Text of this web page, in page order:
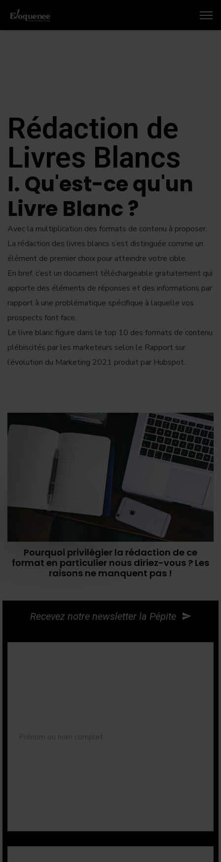
Rédaction de
Livres Blancs
I. Qu'est-ce qu'un
Livre Blanc ?
Avec la multiplication des formats de contenu à proposer,
La rédaction des livres blancs s’est distinguée comme un
élément de premier choix pour atteindre votre cible.
En bref, c’est un document téléchargeable gratuitement qui
apporte des éléments de réponses et des informations par
rapport à une problématique spécifique à laquelle vos
prospects font face.
Le livre blanc figure dans le top 10 des formats de contenu
plébiscités par les marketeurs selon le Rapport sur
l’évolution du Marketing 2021 produit par Hubspot.
Pourquoi privilégier la rédaction de ce
format en particulier nous diriez-vous ? Les
raisons ne manquent pas !
Recevez notre newsletter la Pépite